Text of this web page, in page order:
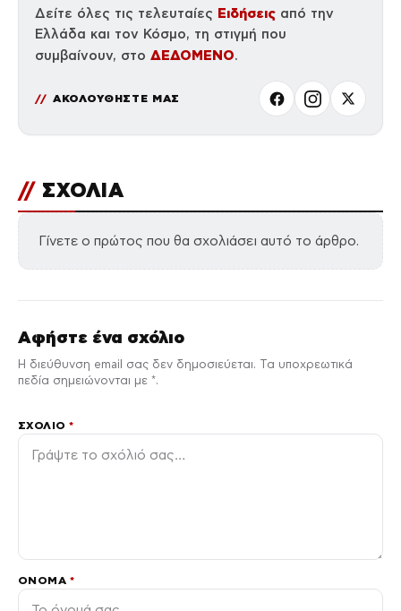
Δείτε όλες τις τελευταίες Ειδήσεις από την
Ελλάδα και τον Κόσμο, τη στιγμή που
συμβαίνουν, στο ΔΕΔΟΜΕΝΟ.
ΑΚΟΛΟΥΘΗΣΤΕ ΜΑΣ
// ΣΧΟΛΙΑ
Γίνετε ο πρώτος που θα σχολιάσει αυτό το άρθρο.
Αφήστε ένα σχόλιο
Η διεύθυνση email σας δεν δημοσιεύεται. Τα υποχρεωτικά
πεδία σημειώνονται με *.
ΣΧΌΛΙΟ*
ΌΝΟΜΑ *